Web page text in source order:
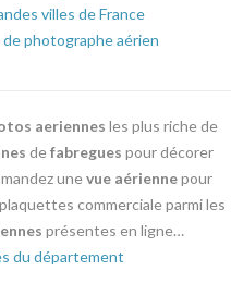
villes de France
photographe aérien
aeriennes les plus riche de
defabregues pour décorer
unevue aériennepour
commerciale parmi les
présentes en ligne…
du département